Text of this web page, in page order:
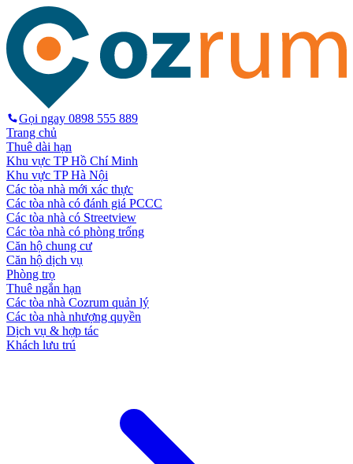
Gọi ngay 0898 555 889
Trang chủ
Thuê dài hạn
Khu vực TP Hồ Chí Minh
Khu vực TP Hà Nội
Các tòa nhà mới xác thực
Các tòa nhà có đánh giá PCCC
Các tòa nhà có Streetview
Các tòa nhà có phòng trống
Căn hộ chung cư
Căn hộ dịch vụ
Phòng trọ
Thuê ngắn hạn
Các tòa nhà Cozrum quản lý
Các tòa nhà nhượng quyền
Dịch vụ & hợp tác
Khách lưu trú